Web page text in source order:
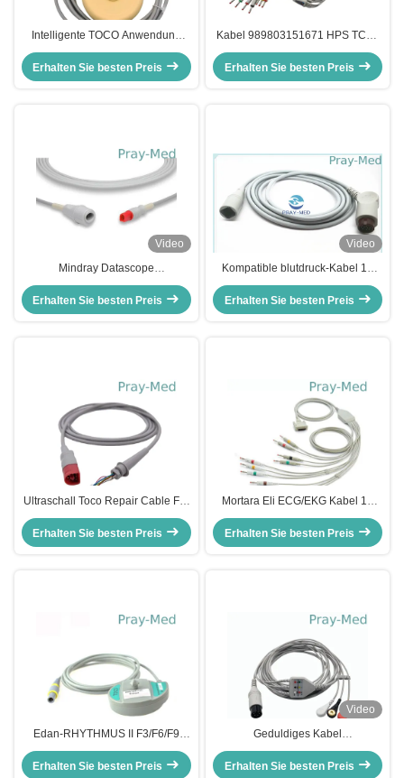
Intelligente TOCO Anwendung
HPs Avalon M2735A der Wandler-
3.5m Längen-FM20 FM30
Erhalten Sie besten Preis
Kabel 989803151671 HPS TC30
TC50 10lead Patientenmonitor-
ECG
Erhalten Sie besten Preis
Video
Mindray Datascope
InvasionsAdapter-Kabel 040-
000054-00 des blutdruck-Kabel-
IBP
Erhalten Sie besten Preis
Video
Kompatible blutdruck-Kabel 12
Mindray Invasionslänge Pin-
Verbindungsstück-2.7m
Erhalten Sie besten Preis
Ultraschall Toco Repair Cable For
HP FM20/FM30 M2736A TPU
Erhalten Sie besten Preis
Mortara Eli ECG/EKG Kabel 15
Durchmesser PIN-
Klemme/Grabscher 5.0mm
Erhalten Sie besten Preis
Edan-RHYTHMUS II F3/F6/F9
SONATINA TOCO US graues
Kabel des Wandler-Ersatzes 6pin
Erhalten Sie besten Preis
Video
Geduldiges Kabel
Mindray/Goldway ECG,
medizinisches Ecg Kabel 6 Pin mit
Erhalten Sie besten Preis